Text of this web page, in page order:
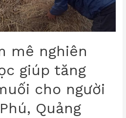
mê nghiên
giúp tăng
cho người
Quảng